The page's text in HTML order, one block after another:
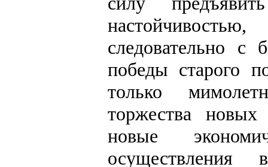
следовательно
победы старого
только
торжества
новые